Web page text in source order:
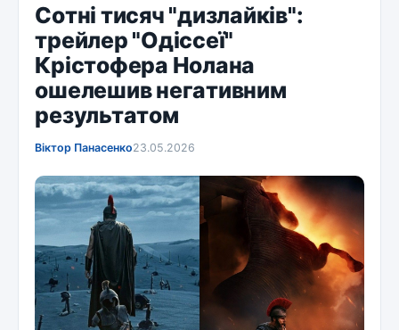
Сотні тисяч "дизлайків":
трейлер "Одіссеї"
Крістофера Нолана
ошелешив негативним
результатом
Віктор Панасенко23.05.2026